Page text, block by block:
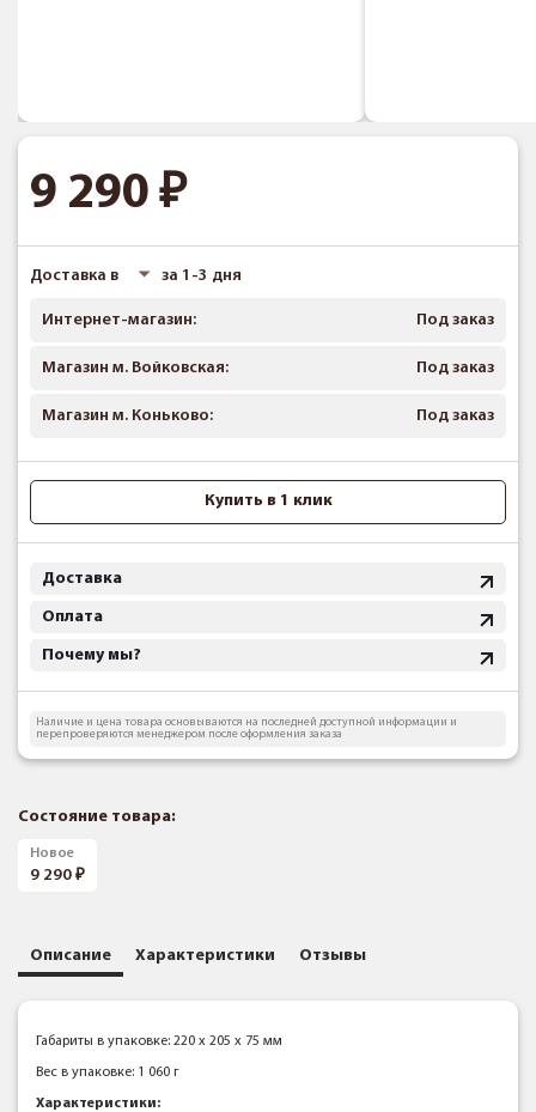
9 290
Доставка в за 1-3 дня
Интернет-магазин: Под заказ
Магазин м. Войковская: Под заказ
Магазин м. Коньково: Под заказ
Купить в 1 клик
Доставка
Оплата
Почему мы?
Наличие и цена товара основываются на последней доступной информации и
перепроверяются менеджером после оформления заказа
Состояние товара:
Новое
9 290
Описание Характеристики Отзывы
Габариты в упаковке: 220 x 205 x 75 мм
Вес в упаковке: 1 060 г
Характеристики: